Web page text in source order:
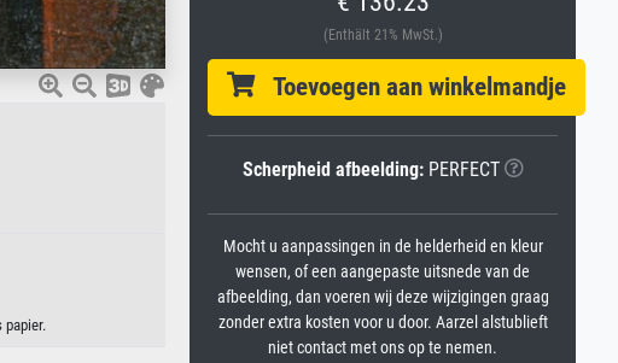
papier.
(Enthält 21% MwSt.)
Toevoegen aan winkelmandje
Scherpheid afbeelding:PERFECT
Mocht u aanpassingen in de helderheid en kleur
wensen, of een aangepaste uitsnede van de
afbeelding, dan voeren wij deze wijzigingen graag
zonder extra kosten voor u door. Aarzel alstublieft
niet contact met ons op te nemen.